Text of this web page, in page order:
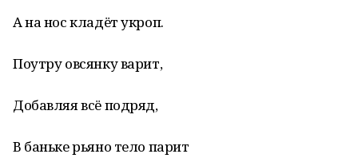
А на нос кладёт укроп.
Поутру овсянку варит,
Добавляя всё подряд,
В баньке рьяно тело парит